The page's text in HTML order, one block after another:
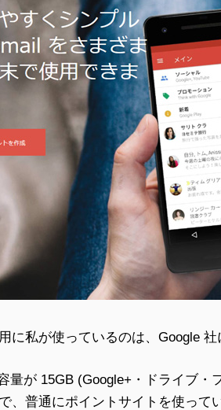
に私が使っているのは、Google
量が 15GB (Google+・ドライブ
、普通にポイントサイトを使っ